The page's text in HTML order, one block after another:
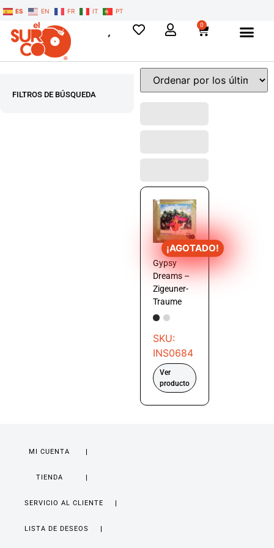
ES EN FR IT PT
0
FILTROS DE BÚSQUEDA
¡AGOTADO!
Gypsy
Dreams –
Zigeuner-
Traume
SKU:
INS0684
Ver
producto
MI CUENTA
TIENDA
SERVICIO AL CLIENTE
LISTA DE DESEOS